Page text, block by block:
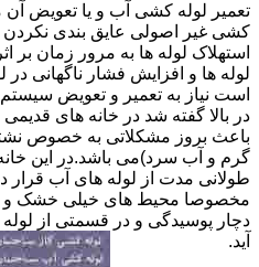
تعمیر لوله کشی آب و یا تعویض آن
کشی غیر اصولی عایق بندی نکردن
استهلاک لوله ها به مرور زمان بر
لوله ها و افزایش فشار ناگهانی
است نیاز به تعمیر و تعویض
در بالا گفته شد در خانه های
باعث بروز مشکلاتی به خصوص
گرم و آب سرد)می باشد.در این خانه
طولانی مدت از لوله های آب قرار
مخصوصا محیط های خیلی خشک و
دچار پوسیدگی و در قسمتی از
آید.